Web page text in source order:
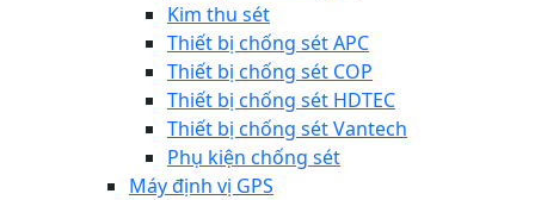
Kim thu sét
Thiết bị chống sét APC
Thiết bị chống sét COP
Thiết bị chống sét HDTEC
Thiết bị chống sét Vantech
Phụ kiện chống sét
Máy định vị GPS